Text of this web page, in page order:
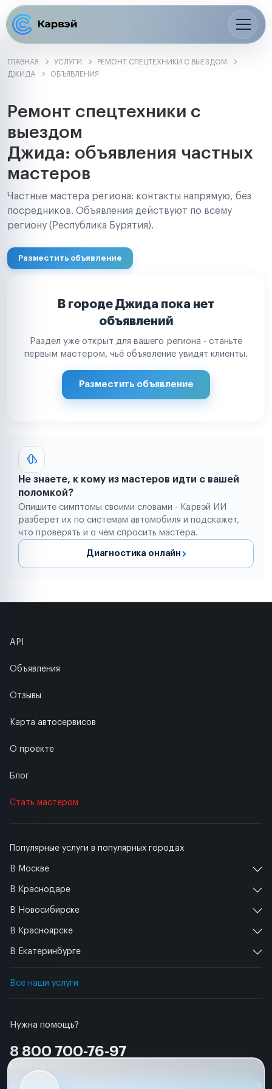
ГЛАВНАЯ УСЛУГИ
РЕМОНТ СПЕЦТЕХНИКИ С ВЫЕЗДОМ
ДЖИДА
ОБЪЯВЛЕНИЯ
Ремонт спецтехники с
выездом
Джида: объявления частных
мастеров
Частные мастера региона: контакты напрямую, без
посредников. Объявления действуют по всему
региону (Республика Бурятия).
Разместить объявление
В городе Джида пока нет
объявлений
Раздел уже открыт для вашего региона - станьте
первым мастером, чьё объявление увидят клиенты.
Разместить объявление
Не знаете, к кому из мастеров идти с вашей
поломкой?
Опишите симптомы своими словами - Карвэй ИИ
разберёт их по системам автомобиля и подскажет,
что проверять и о чём спросить мастера.
Диагностика онлайн
Нужна помощь?
8 800 700-76-97
Популярные услуги в популярных городах
В Москве
В Краснодаре
В Новосибирске
В Красноярске
В Екатеринбурге
Все наши услуги
API
Объявления
Отзывы
Карта автосервисов
О проекте
Блог
Стать мастером